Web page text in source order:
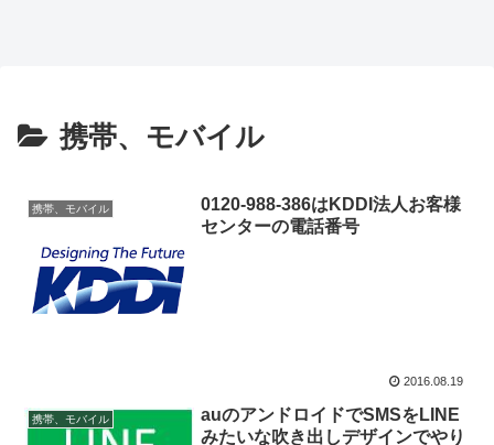
携帯、モバイル
携帯、モバイル
0120-988-386はKDDI法人お客様
センターの電話番号
2016.08.19
携帯、モバイル
auのアンドロイドでSMSをLINE
みたいな吹き出しデザインでやり